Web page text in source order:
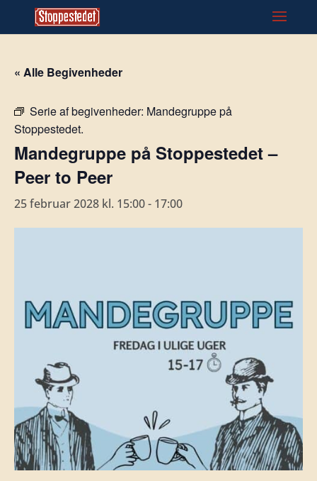
« Alle Begivenheder
Serie af begivenheder: Mandegruppe på
Stoppestedet.
Mandegruppe på Stoppestedet –
Peer to Peer
25 februar 2028 kl. 15:00- 17:00